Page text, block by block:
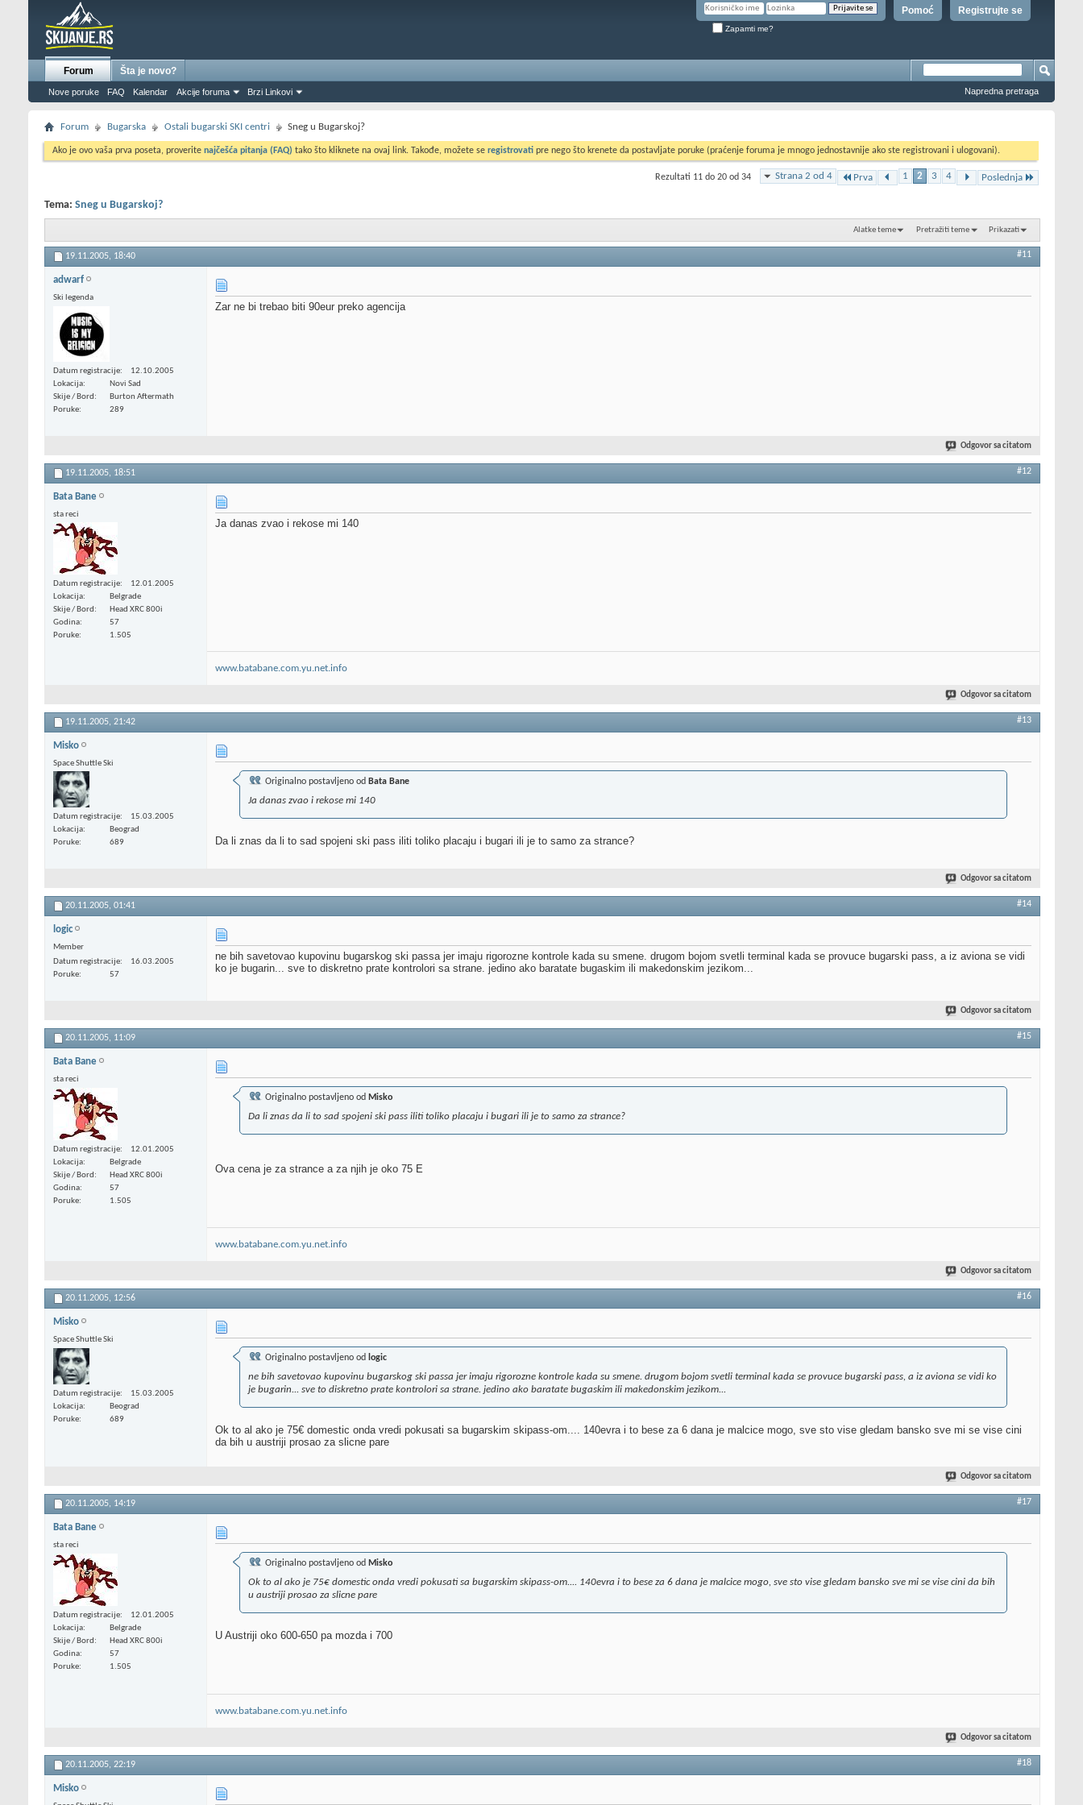
Registrujte se
Pomoć
Zapamti me?
Forum
Nove poruke FAQ Kalendar Akcije foruma Brzi Linkovi
Šta je novo?
Napredna pretraga
Forum Bugarska Ostali bugarski SKI centri Sneg u Bugarskoj?
Ako je ovo vaša prva poseta, proverite najčešća pitanja (FAQ) tako što kliknete na ovaj link. Takođe, možete se registrovati pre nego što krenete da postavljate poruke (praćenje foruma je mnogo jednostavnije ako ste registrovani i ulogovani).
Strana 2 od 4 Prva 1 2 3 4 Poslednja
Rezultati 11 do 20 od 34
Tema: Sneg u Bugarskoj?
Alatke teme Pretražiti teme Prikazati
19.11.2005, 18:40 #11
adwarf
Ski legenda
Datum registracije
12.10.2005
Lokacija
Novi Sad
Skije / Bord
Burton Aftermath
Poruke
289
Zar ne bi trebao biti 90eur preko agencija
Odgovor sa citatom
19.11.2005, 18:51 #12
Bata Bane
sta reci
Datum registracije
12.01.2005
Lokacija
Belgrade
Skije / Bord
Head XRC 800i
Godina
57
Poruke
1.505
Ja danas zvao i rekose mi 140
www.batabane.com.yu.net.info
Odgovor sa citatom
19.11.2005, 21:42 #13
Misko
Space Shuttle Ski
Datum registracije
15.03.2005
Lokacija
Beograd
Poruke
689
Originalno postavljeno od Bata Bane
Ja danas zvao i rekose mi 140
Da li znas da li to sad spojeni ski pass iliti toliko placaju i bugari ili je to samo za strance?
Odgovor sa citatom
20.11.2005, 01:41 #14
logic
Member
Datum registracije
16.03.2005
Poruke
57
ne bih savetovao kupovinu bugarskog ski passa jer imaju rigorozne kontrole kada su smene. drugom bojom svetli terminal kada se provuce bugarski pass, a iz aviona se vidi
ko je bugarin... sve to diskretno prate kontrolori sa strane. jedino ako baratate bugaskim ili makedonskim jezikom...
Odgovor sa citatom
20.11.2005, 11:09 #15
Bata Bane
sta reci
Datum registracije
12.01.2005
Lokacija
Belgrade
Skije / Bord
Head XRC 800i
Godina
57
Poruke
1.505
Originalno postavljeno od Misko
Da li znas da li to sad spojeni ski pass iliti toliko placaju i bugari ili je to samo za strance?
Ova cena je za strance a za njih je oko 75 E
www.batabane.com.yu.net.info
Odgovor sa citatom
20.11.2005, 12:56 #16
Misko
Space Shuttle Ski
Datum registracije
15.03.2005
Lokacija
Beograd
Poruke
689
Originalno postavljeno od logic
ne bih savetovao kupovinu bugarskog ski passa jer imaju rigorozne kontrole kada su smene. drugom bojom svetli terminal kada se provuce bugarski pass, a iz aviona se vidi ko
je bugarin... sve to diskretno prate kontrolori sa strane. jedino ako baratate bugaskim ili makedonskim jezikom...
Ok to al ako je 75€ domestic onda vredi pokusati sa bugarskim skipass-om.... 140evra i to bese za 6 dana je malcice mogo, sve sto vise gledam bansko sve mi se vise cini
da bih u austriji prosao za slicne pare
Odgovor sa citatom
20.11.2005, 14:19 #17
Bata Bane
sta reci
Datum registracije
12.01.2005
Lokacija
Belgrade
Skije / Bord
Head XRC 800i
Godina
57
Poruke
1.505
Originalno postavljeno od Misko
Ok to al ako je 75€ domestic onda vredi pokusati sa bugarskim skipass-om.... 140evra i to bese za 6 dana je malcice mogo, sve sto vise gledam bansko sve mi se vise cini da bih
u austriji prosao za slicne pare
U Austriji oko 600-650 pa mozda i 700
www.batabane.com.yu.net.info
Odgovor sa citatom
20.11.2005, 22:19 #18
Misko